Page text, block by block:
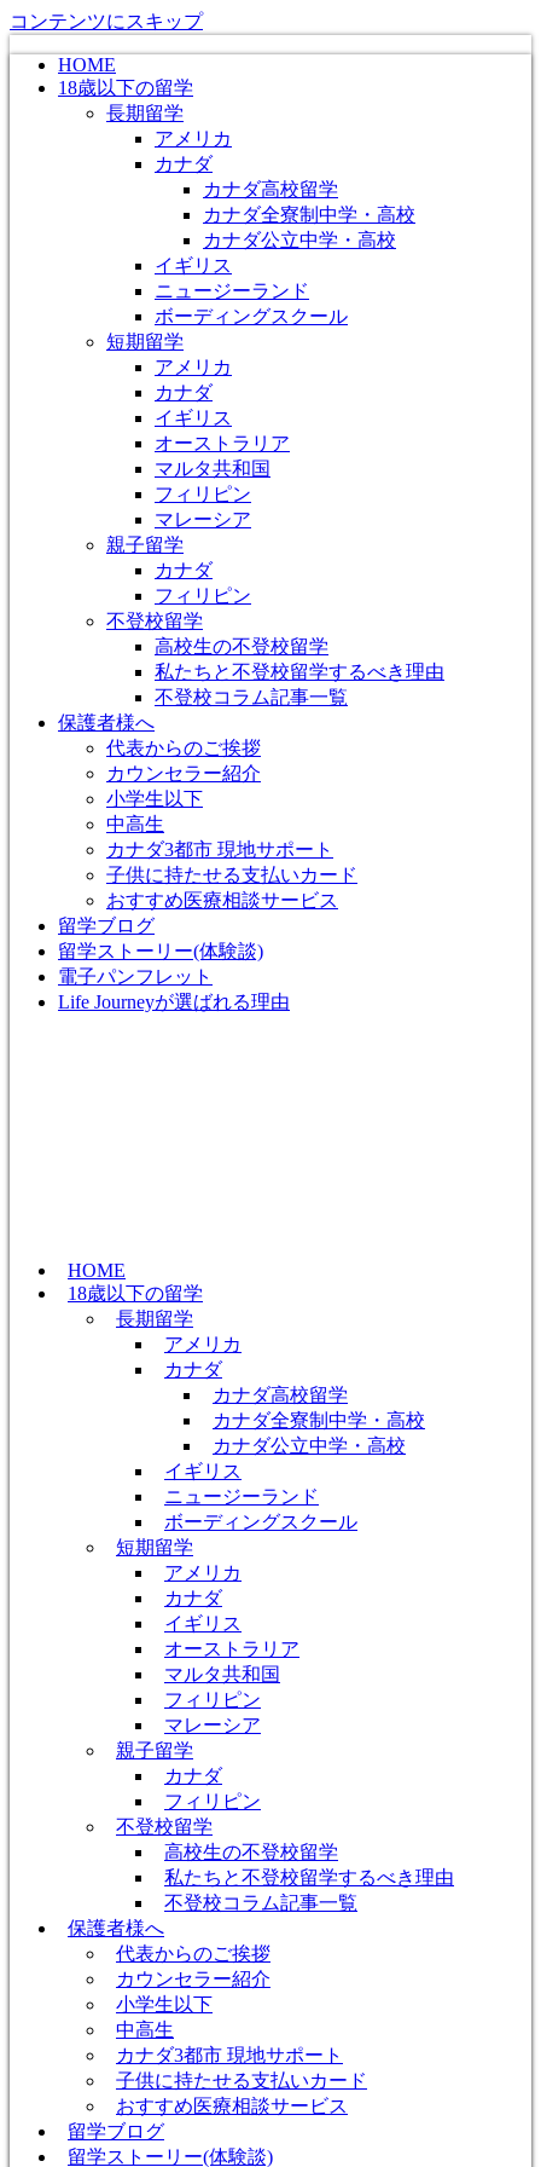
コンテンツにスキップ
HOME
18歳以下の留学
長期留学
アメリカ
カナダ
カナダ高校留学
カナダ全寮制中学・高校
カナダ公立中学・高校
イギリス
ニュージーランド
ボーディングスクール
短期留学
アメリカ
カナダ
イギリス
オーストラリア
マルタ共和国
フィリピン
マレーシア
親子留学
カナダ
フィリピン
不登校留学
高校生の不登校留学
私たちと不登校留学するべき理由
不登校コラム記事一覧
保護者様へ
代表からのご挨拶
カウンセラー紹介
小学生以下
中高生
カナダ3都市 現地サポート
子供に持たせる支払いカード
おすすめ医療相談サービス
留学ブログ
留学ストーリー(体験談)
電子パンフレット
Life Journeyが選ばれる理由
HOME
18歳以下の留学
長期留学
アメリカ
カナダ
カナダ高校留学
カナダ全寮制中学・高校
カナダ公立中学・高校
イギリス
ニュージーランド
ボーディングスクール
短期留学
アメリカ
カナダ
イギリス
オーストラリア
マルタ共和国
フィリピン
マレーシア
親子留学
カナダ
フィリピン
不登校留学
高校生の不登校留学
私たちと不登校留学するべき理由
不登校コラム記事一覧
保護者様へ
代表からのご挨拶
カウンセラー紹介
小学生以下
中高生
カナダ3都市 現地サポート
子供に持たせる支払いカード
おすすめ医療相談サービス
留学ブログ
留学ストーリー(体験談)